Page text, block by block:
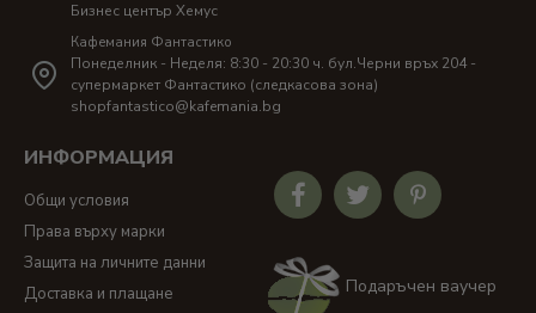
Бизнес център Хемус
Кафемания Фантастико
Понеделник - Неделя: 8:30 - 20:30 ч. бул.Черни връх 204 -
супермаркет Фантастико (следкасова зона)
shopfantastico@kafemania.bg
ИНФОРМАЦИЯ
Общи условия
Права върху марки
Защита на личните данни
Доставка и плащане
Подаръчен ваучер